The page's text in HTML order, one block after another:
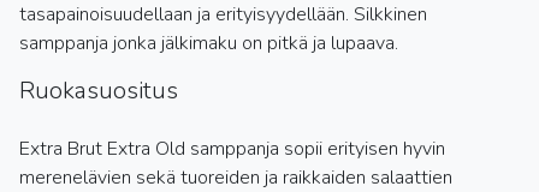
tasapainoisuudellaan ja erityisyydellään. Silkkinen
samppanja jonka jälkimaku on pitkä ja lupaava.
Ruokasuositus
Extra Brut Extra Old samppanja sopii erityisen hyvin
merenelävien sekä tuoreiden ja raikkaiden salaattien